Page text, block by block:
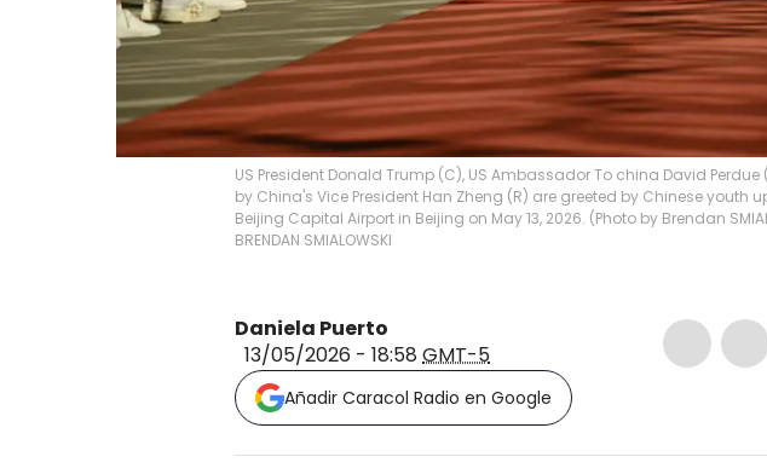
US President Donald Trump (C), US Ambassador To china David
by China's Vice President Han Zheng (R) are greeted by Chinese youth
Beijing Capital Airport in Beijing on May 13, 2026. (Photo by Brendan
BRENDAN SMIALOWSKI
Daniela Puerto
13/05/2026 - 18:58 GMT-5
Añadir Caracol Radio en Google